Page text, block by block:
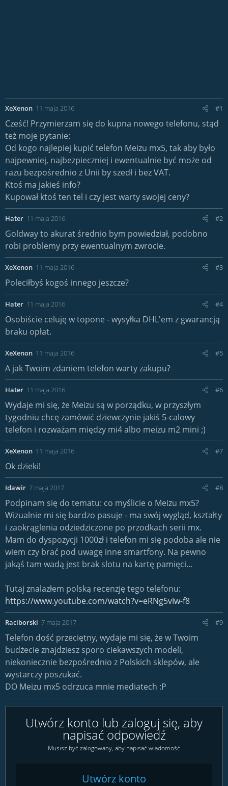
XeXenon 11 maja 2016 #1
Cześć! Przymierzam się do kupna nowego telefonu, stąd
też moje pytanie:
Od kogo najlepiej kupić telefon Meizu mx5, tak aby było
najpewniej, najbezpieczniej i ewentualnie być może od
razu bezpośrednio z Unii by szedł i bez VAT.
Ktoś ma jakieś info?
Kupował ktoś ten tel i czy jest warty swojej ceny?
Hater 11 maja 2016 #2
Goldway to akurat średnio bym powiedział, podobno
robi problemy przy ewentualnym zwrocie.
XeXenon 11 maja 2016 #3
Poleciłbyś kogoś innego jeszcze?
Hater 11 maja 2016 #4
Osobiście celuję w topone - wysyłka DHL'em z gwarancją
braku opłat.
XeXenon 11 maja 2016 #5
A jak Twoim zdaniem telefon warty zakupu?
Hater 11 maja 2016 #6
Wydaje mi się, że Meizu są w porządku, w przyszłym
tygodniu chcę zamówić dziewczynie jakiś 5-calowy
telefon i rozważam między mi4 albo meizu m2 mini ;)
XeXenon 11 maja 2016 #7
Ok dzieki!
Idawir 7 maja 2017 #8
Podpinam się do tematu: co myślicie o Meizu mx5?
Wizualnie mi się bardzo pasuje - ma swój wygląd, kształty
i zaokrąglenia odziedziczone po przodkach serii mx.
Mam do dyspozycji 1000zł i telefon mi się podoba ale nie
wiem czy brać pod uwagę inne smartfony. Na pewno
jakąś tam wadą jest brak slotu na kartę pamięci...
Tutaj znalazłem polską recenzję tego telefonu:
https://www.youtube.com/watch?v=eRNg5vIw-f8
Raciborski 7 maja 2017 #9
Telefon dość przeciętny, wydaje mi się, że w Twoim
budżecie znajdziesz sporo ciekawszych modeli,
niekoniecznie bezpośrednio z Polskich sklepów, ale
wystarczy poszukać.
DO Meizu mx5 odrzuca mnie mediatech :P
Utwórz konto lub zaloguj się, aby
napisać odpowiedź
Musisz być zalogowany, aby napisać wiadomość
Utwórz konto